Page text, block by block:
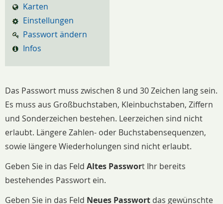
Karten
Einstellungen
Passwort ändern
Infos
Das Passwort muss zwischen 8 und 30 Zeichen lang sein.
Es muss aus Großbuchstaben, Kleinbuchstaben, Ziffern
und Sonderzeichen bestehen. Leerzeichen sind nicht
erlaubt. Längere Zahlen- oder Buchstabensequenzen,
sowie längere Wiederholungen sind nicht erlaubt.
Geben Sie in das Feld Altes Passwort Ihr bereits
bestehendes Passwort ein.
Geben Sie in das Feld Neues Passwort das gewünschte